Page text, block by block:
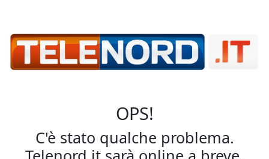
OPS!
C'è stato qualche problema.